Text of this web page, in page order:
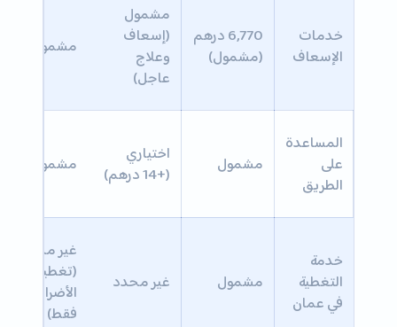
خدمات
الإسعاف
6,770 درهم
(مشمول)
مشمول
(إسعاف
وعلاج
عاجل)
مشمول
المساعدة
على
الطريق
مشمول
اختياري
(+14 درهم)
مشمول
خدمة
التغطية
في عمان
مشمول غير محدد
غير محدد
(تغطية
الأضرار
فقط)